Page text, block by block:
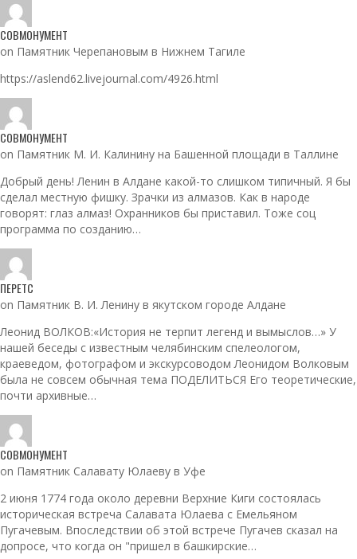
СОВМОНУМЕНТ
on Памятник Черепановым в Нижнем Тагиле
https://aslend62.livejournal.com/4926.html
СОВМОНУМЕНТ
on Памятник М. И. Калинину на Башенной площади в Таллине
Добрый день! Ленин в Алдане какой-то слишком типичный. Я бы
сделал местную фишку. Зрачки из алмазов. Как в народе
говорят: глаз алмаз! Охранников бы приставил. Тоже соц
программа по созданию…
ПЕРЕТС
on Памятник В. И. Ленину в якутском городе Алдане
Леонид ВОЛКОВ:«История не терпит легенд и вымыслов…» У
нашей беседы с известным челябинским спелеологом,
краеведом, фотографом и экскурсоводом Леонидом Волковым
была не совсем обычная тема ПОДЕЛИТЬСЯ Его теоретические,
почти архивные…
СОВМОНУМЕНТ
on Памятник Салавату Юлаеву в Уфе
2 июня 1774 года около деревни Верхние Киги состоялась
историческая встреча Салавата Юлаева с Емельяном
Пугачевым. Впоследствии об этой встрече Пугачев сказал на
допросе, что когда он "пришел в башкирские…